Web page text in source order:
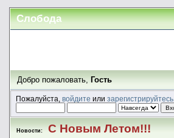
Слобода
Добро пожаловать,Гость
Пожалуйста, войдите или зарегистрируйтесь.
Новости: С Новым Летом!!!